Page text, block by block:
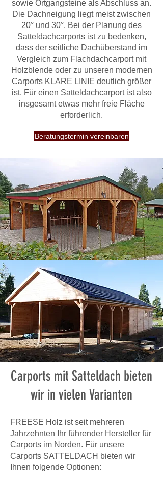
sowie Ortgangsteine als Abschluss an.
Die Dachneigung liegt meist zwischen
20° und 30°. Bei der Planung des
Satteldachcarports ist zu bedenken,
dass der seitliche Dachüberstand im
Vergleich zum Flachdachcarport mit
Holzblende oder zu unseren modernen
Carports KLARE LINIE deutlich größer
ist. Für einen Satteldachcarport ist also
insgesamt etwas mehr freie Fläche
erforderlich.
Beratungstermin vereinbaren
Carports mit Satteldach bieten
wir in vielen Varianten
FREESE Holz ist seit mehreren
Jahrzehnten Ihr führender Hersteller für
Carports im Norden. Für unsere
Carports SATTELDACH bieten wir
Ihnen folgende Optionen: